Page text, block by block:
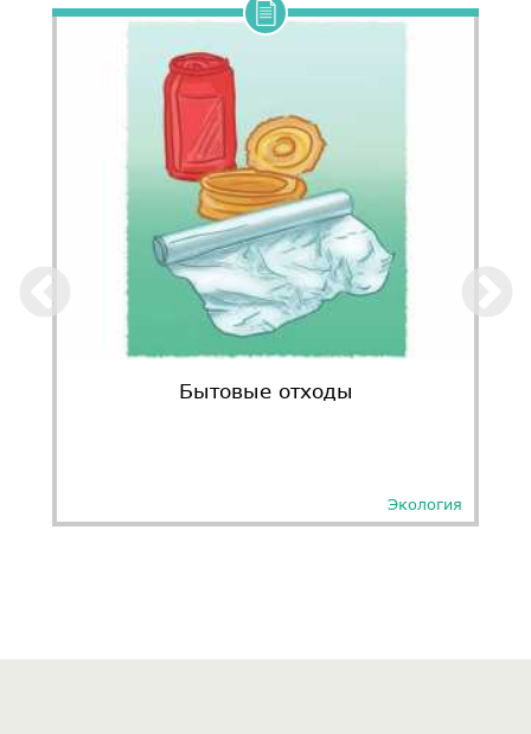
Бытовые отходы
Экология